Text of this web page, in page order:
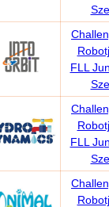
FLL
FLL